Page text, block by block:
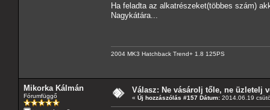
Ha feladta az alkatrészeket(többes szám)
Nagykátára...
2004 MK3 Hatchback Trend+ 1.8 125PS
Mikorka Kálmán
Fórumfüggő
Válasz: Ne vásárolj tőle, ne üzletelj
« Új hozzászólás #157 Dátum: 2014.06.19